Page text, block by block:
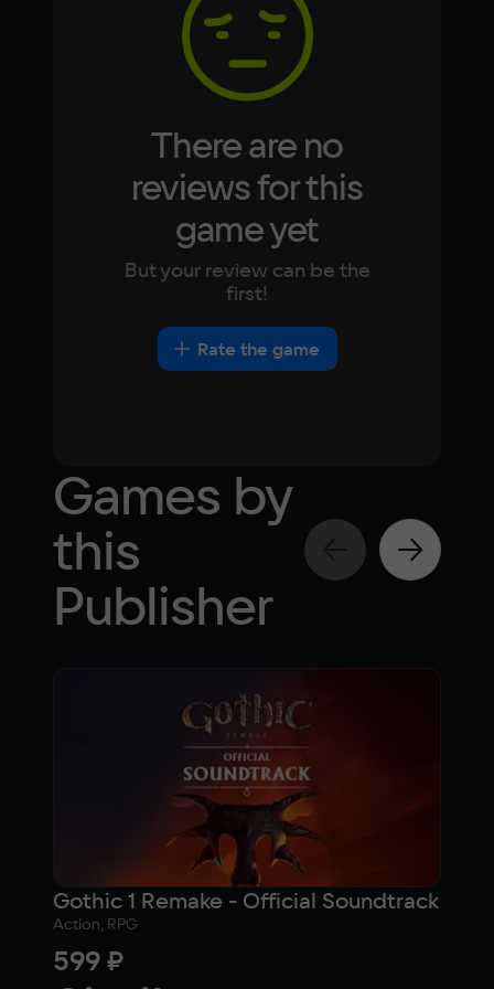
Video card
NVIDIA GeForce GTX 1060
DirectX(R): 11, Звуковая карта: совместимая
Japanese
There are no
reviews for this
game yet
But your review can be the
first!
Rate the game
Games by
this
Publisher
Gothic 1 Remake - Official Soundtrack
Action, RPG
599 ₽